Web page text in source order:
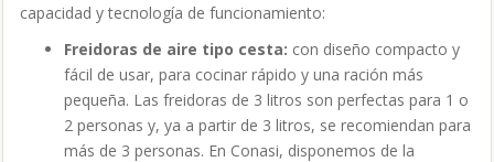
capacidad y tecnología de funcionamiento:
Freidoras de aire tipo cesta: con diseño compacto y
fácil de usar, para cocinar rápido y una ración más
pequeña. Las freidoras de 3 litros son perfectas para 1 o
2 personas y, ya a partir de 3 litros, se recomiendan para
más de 3 personas. En Conasi, disponemos de la